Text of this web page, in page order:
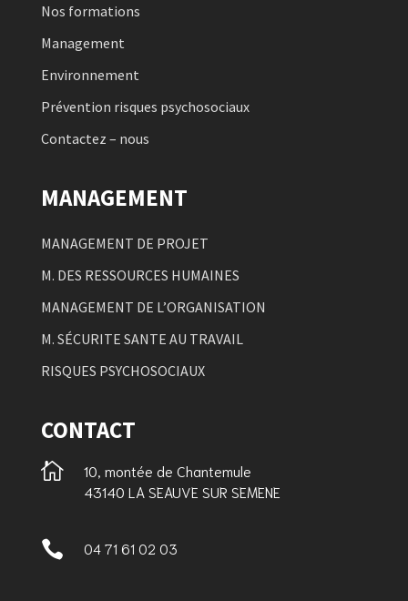
Nos formations
Management
Environnement
Prévention risques psychosociaux
Contactez – nous
MANAGEMENT
MANAGEMENT DE PROJET
M. DES RESSOURCES HUMAINES
MANAGEMENT DE L’ORGANISATION
M. SÉCURITE SANTE AU TRAVAIL
RISQUES PSYCHOSOCIAUX
CONTACT

10, montée de Chantemule
43140 LA SEAUVE SUR SEMENE
 04 71 61 02 03